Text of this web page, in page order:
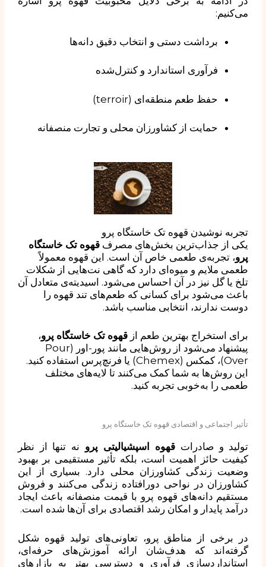
می‌کنیم:
برداشت دستی و انتخاب دقیق دانه‌ها
فرآوری استاندارد و کنترل‌شده
حفظ طعم منطقه‌ای (terroir)
حمایت از کشاورزان محلی و تجارت منصفانه
تجربه نوشیدن قهوه تک خاستگاه پرو
یکی از جذاب‌ترین بخش‌های مصرفقهوه تک خاستگاه
پرو ، تجربه‌ی طعمی خاص آن است. این قهوه معمولاً
طعمی ملایم و میوه‌ای دارد که گاهی نت‌هایی از شکلات
تلخ یا گل نیز در آن احساس می‌شود. اسیدیته‌ی متعادل آن
باعث می‌شود برای کسانی که طعم‌های تند قهوه را
دوست ندارند، انتخابی مناسب باشد.
برای استخراج بهترین طعم ازقهوه تک خاستگاه پرو ،
پیشنهاد می‌شود از روش‌هایی مانند پور-اور (Pour
Over)، کمکس (Chemex) یا فرنچ‌پرس استفاده کنید.
این روش‌ها به شما کمک می‌کنند تا لایه‌های مختلف
طعمی را به‌خوبی تجربه کنید.
تأثیر اجتماعی و اقتصادی قهوه تک خاستگاه پرو
تولید و صادرات قهوه اسپشیالیتی پرو نه تنها از نظر
کیفیت حائز اهمیت است، بلکه تأثیر مستقیمی بر بهبود
وضعیت زندگی کشاورزان محلی دارد. بسیاری از این
کشاورزان در نواحی دورافتاده زندگی می‌کنند و فروش
مستقیم دانه‌های قهوه پرو با قیمت منصفانه باعث ایجاد
درآمد پایدار و امکان رشد اقتصادی برای آن‌ها شده است.
در برخی از مناطق پرو، تعاونی‌های تولید قهوه شکل
گرفته‌اند که هدف‌شان ارائه آموزش‌های حرفه‌ای،
استانداردسازی فرآوری و دسترسی بهتر به بازارهای